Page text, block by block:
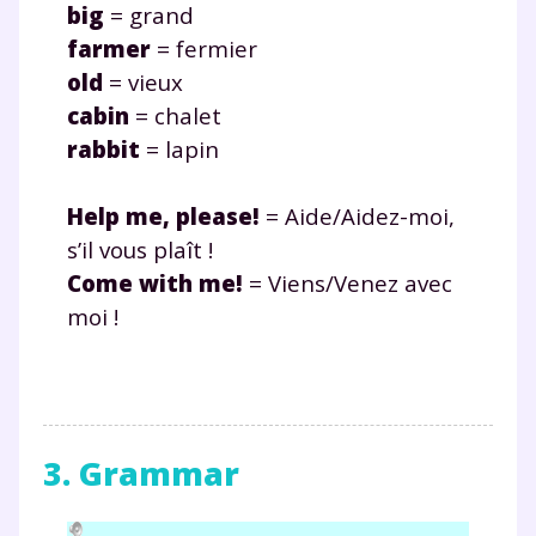
big = grand
farmer = fermier
old = vieux
cabin = chalet
rabbit = lapin
Help me, please! = Aide/Aidez-moi,
s’il vous plaît !
Come with me! = Viens/Venez avec
moi !
3. Grammar